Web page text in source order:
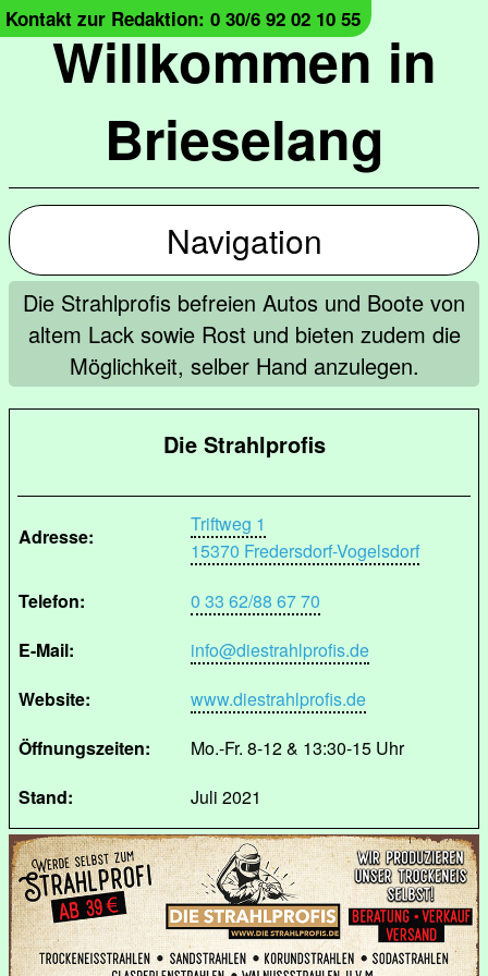
Willkommen in
Brieselang
Kontakt zur Redaktion: 0 30/6 92 02 10 55
Navigation
Die Strahlprofis befreien Autos und Boote von
altem Lack sowie Rost und bieten zudem die
Möglichkeit, selber Hand anzulegen.
Die Strahlprofis
Adresse:
Triftweg 1
15370 Fredersdorf-Vogelsdorf
Telefon:
0 33 62/88 67 70
E-Mail:
info@diestrahlprofis.de
Website:
www.diestrahlprofis.de
Öffnungszeiten:
Mo.-Fr. 8-12 & 13:30-15 Uhr
Stand:
Juli 2021